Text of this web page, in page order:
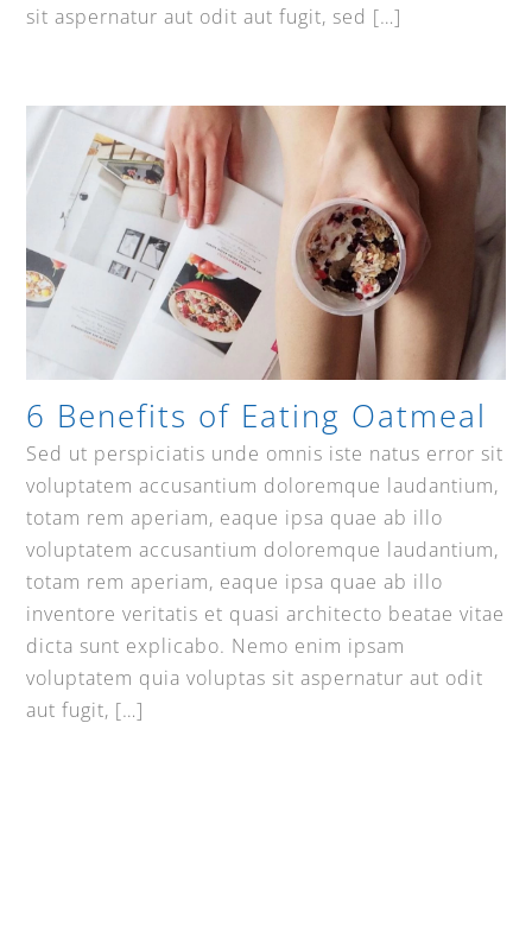
sit aspernatur aut odit aut fugit, sed […]
6 Benefits of Eating Oatmeal
Sed ut perspiciatis unde omnis iste natus error sit
voluptatem accusantium doloremque laudantium,
totam rem aperiam, eaque ipsa quae ab illo
voluptatem accusantium doloremque laudantium,
totam rem aperiam, eaque ipsa quae ab illo
inventore veritatis et quasi architecto beatae vitae
dicta sunt explicabo. Nemo enim ipsam
voluptatem quia voluptas sit aspernatur aut odit
aut fugit, […]